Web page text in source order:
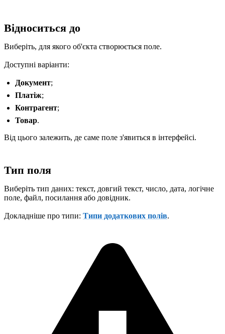
Відноситься до
Виберіть, для якого об'єкта створюється поле.
Доступні варіанти:
Документ;
Платіж;
Контрагент;
Товар.
Від цього залежить, де саме поле з'явиться в інтерфейсі.
Тип поля
Виберіть тип даних: текст, довгий текст, число, дата, логічне
поле, файл, посилання або довідник.
Докладніше про типи: Типи додаткових полів.